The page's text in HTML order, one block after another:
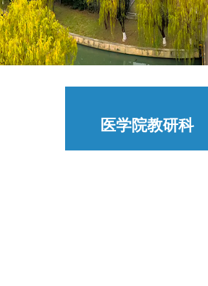
医学院教研科